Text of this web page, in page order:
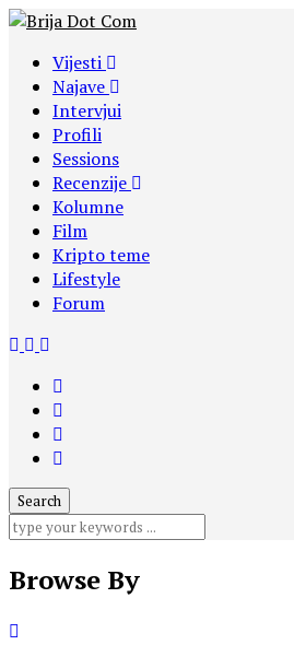
Vijesti
Najave
Intervjui
Profili
Sessions
Recenzije
Kolumne
Film
Kripto teme
Lifestyle
Forum
Browse By